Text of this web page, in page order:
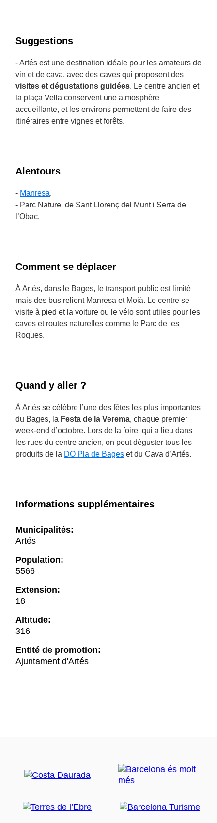
Suggestions
- Artés est une destination idéale pour les amateurs de
vin et de cava, avec des caves qui proposent des
visites et dégustations guidées. Le centre ancien et
la plaça Vella conservent une atmosphère
accueillante, et les environs permettent de faire des
itinéraires entre vignes et forêts.
Alentours
- Manresa.
- Parc Naturel de Sant Llorenç del Munt i Serra de
l’Obac.
Comment se déplacer
À Artés, dans le Bages, le transport public est limité
mais des bus relient Manresa et Moià. Le centre se
visite à pied et la voiture ou le vélo sont utiles pour les
caves et routes naturelles comme le Parc de les
Roques.
Quand y aller ?
À Artés se célèbre l’une des fêtes les plus importantes
du Bages, la Festa de la Verema, chaque premier
week-end d’octobre. Lors de la foire, qui a lieu dans
les rues du centre ancien, on peut déguster tous les
produits de la DO Pla de Bages et du Cava d’Artés.
Informations supplémentaires
Municipalités:
Artés
Population:
5566
Extension:
18
Altitude:
316
Entité de promotion:
Ajuntament d'Artés